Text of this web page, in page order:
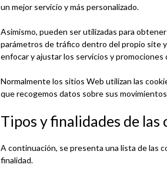
un mejor servicio y más personalizado.
Asimismo, pueden ser utilizadas para
parámetros de tráfico dentro del propio site
enfocar y ajustar los servicios y promociones
Normalmente los sitios Web utilizan las
que recogemos datos sobre sus
Tipos y finalidades de las
A continuación, se presenta una lista de las
finalidad.